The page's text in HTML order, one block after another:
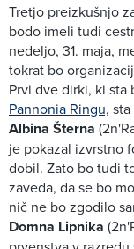
Tretjo preizkušnjo
bodo imeli tudi
nedeljo, 31. maja,
tokrat bo
Prvi dve dirki, ki sta
Pannonia Ringu,
Albina Šterna
je pokazal izvrstno
dobil. Zato bo tudi
zaveda, da se bo
nič ne bo zgodilo
Domna Lipnika